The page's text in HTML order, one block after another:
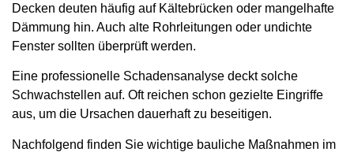
Decken deuten häufig auf Kältebrücken oder mangelhafte
Dämmung hin. Auch alte Rohrleitungen oder undichte
Fenster sollten überprüft werden.
Eine professionelle Schadensanalyse deckt solche
Schwachstellen auf. Oft reichen schon gezielte Eingriffe
aus, um die Ursachen dauerhaft zu beseitigen.
Nachfolgend finden Sie wichtige bauliche Maßnahmen im